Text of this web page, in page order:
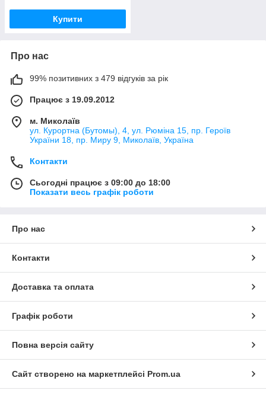
Купити
Про нас
99% позитивних з 479 відгуків за рік
Працює з 19.09.2012
м. Миколаїв
ул. Курортна (Бутомы), 4, ул. Рюміна 15, пр. Героїв
України 18, пр. Миру 9, Миколаїв, Україна
Контакти
Сьогодні працює з 09:00 до 18:00
Показати весь графік роботи
Про нас
Контакти
Доставка та оплата
Графік роботи
Повна версія сайту
Сайт створено на маркетплейсі Prom.ua